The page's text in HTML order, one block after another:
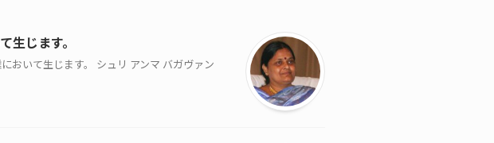
じます。
おいて生じます。 シュリ アンマ バガヴァン